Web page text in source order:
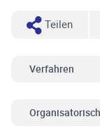
Teilen
Verfahren